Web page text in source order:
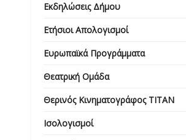
Εκδηλώσεις Δήμου
Ετήσιοι Απολογισμοί
Ευρωπαϊκά Προγράμματα
Θεατρική Ομάδα
Θερινός Κινηματογράφος ΤΙΤΑΝ
Ισολογισμοί